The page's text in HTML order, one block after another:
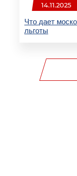
14.11.2025
Что дает
льготы